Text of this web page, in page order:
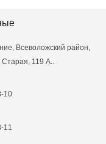
Всеволожский район,
Старая, 119 А..
10
11